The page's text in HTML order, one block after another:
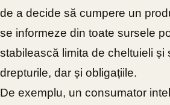
de a decide să cumpere un
se informeze din toate sursele
stabilească limita de cheltuieli și
drepturile, dar și obligațiile.
De exemplu, un consumator